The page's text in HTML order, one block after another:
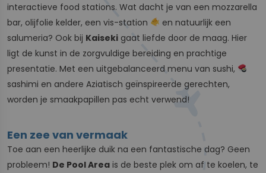
interactieve food stations. Wat dacht je van een mozzarella
bar, olijfolie kelder, een vis-station
en natuurlijk een
salumeria? Ook bij Kaiseki gaat liefde door de maag. Hier
ligt de kunst in de zorgvuldige bereiding en prachtige
presentatie. Met een uitgebalanceerd menu van sushi,
sashimi en andere Aziatisch geïnspireerde gerechten,
worden je smaakpapillen pas echt verwend!
Een zee van vermaak
Toe aan een heerlijke duik na een fantastische dag? Geen
probleem! De Pool Area is de beste plek om af te koelen, te